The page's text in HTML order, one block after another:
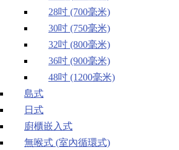
28吋 (700毫米)
30吋 (750毫米)
32吋 (800毫米)
36吋 (900毫米)
48吋 (1200毫米)
島式
日式
廚櫃嵌入式
無喉式 (室內循環式)